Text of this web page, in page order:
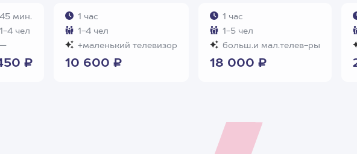
45 мин.
1-4 чел
—
₽
1 час
1-4 чел
+маленький телевизор
10 600 ₽
1 час
1-5 чел
больш.и мал.телев-ры
18 000 ₽